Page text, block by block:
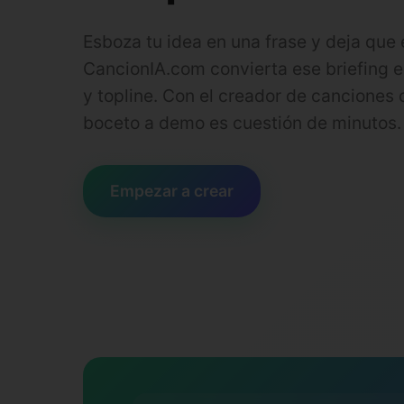
Esboza tu idea en una frase y deja que
CancionIA.com convierta ese briefing
y topline. Con el creador de canciones
boceto a demo es cuestión de minutos.
Empezar a crear